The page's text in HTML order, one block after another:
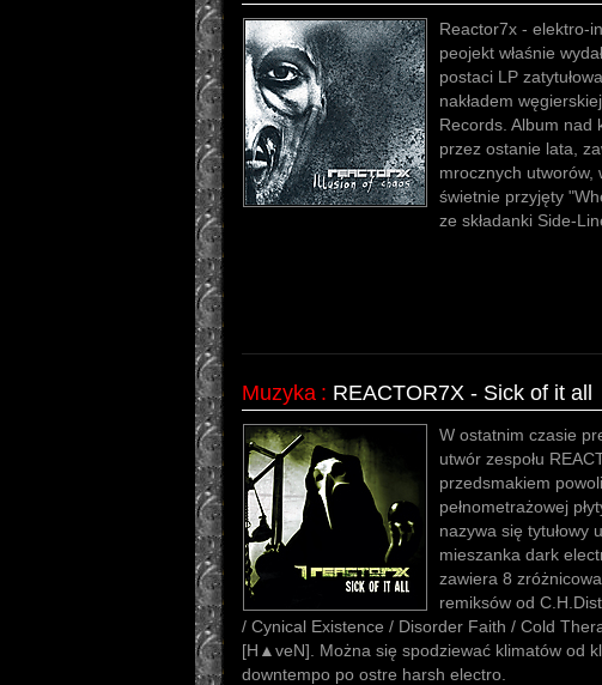
Reactor7x - elektro-
peojekt właśnie
postaci LP
nakładem
Records. Album nad
przez ostanie lata,
mrocznych utworów,
świetnie przyjęty
ze składanki Side-
Muzyka : REACTOR7X - Sick of it all
W ostatnim czasie
utwór zespołu
przedsmakiem
pełnometrażowej
nazywa się tytułowy
mieszanka dark
zawiera 8
remiksów od
/ Cynical Existence / Disorder Faith / Cold
[H▲veN]. Można się spodziewać klimatów od
downtempo po ostre harsh electro.